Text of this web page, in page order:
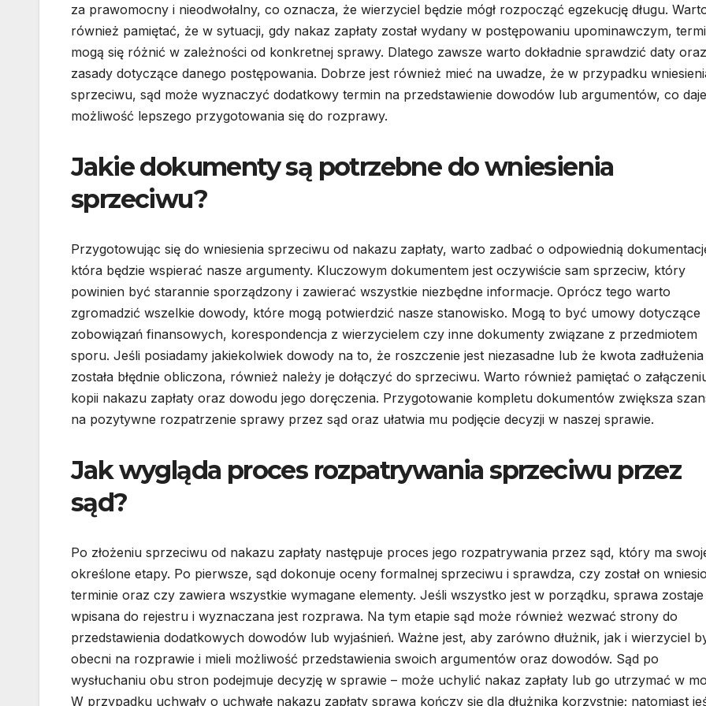
za prawomocny i nieodwołalny, co oznacza, że wierzyciel będzie mógł rozpocząć egzekucję długu.
również pamiętać, że w sytuacji, gdy nakaz zapłaty został wydany w postępowaniu upominawczym,
mogą się różnić w zależności od konkretnej sprawy. Dlatego zawsze warto dokładnie sprawdzić daty oraz
zasady dotyczące danego postępowania. Dobrze jest również mieć na uwadze, że w przypadku
sprzeciwu, sąd może wyznaczyć dodatkowy termin na przedstawienie dowodów lub argumentów, co daje
możliwość lepszego przygotowania się do rozprawy.
Jakie dokumenty są potrzebne do wniesienia
sprzeciwu?
Przygotowując się do wniesienia sprzeciwu od nakazu zapłaty, warto zadbać o odpowiednią
która będzie wspierać nasze argumenty. Kluczowym dokumentem jest oczywiście sam sprzeciw, który
powinien być starannie sporządzony i zawierać wszystkie niezbędne informacje. Oprócz tego warto
zgromadzić wszelkie dowody, które mogą potwierdzić nasze stanowisko. Mogą to być umowy dotyczące
zobowiązań finansowych, korespondencja z wierzycielem czy inne dokumenty związane z przedmiotem
sporu. Jeśli posiadamy jakiekolwiek dowody na to, że roszczenie jest niezasadne lub że kwota zadłużenia
została błędnie obliczona, również należy je dołączyć do sprzeciwu. Warto również pamiętać o
kopii nakazu zapłaty oraz dowodu jego doręczenia. Przygotowanie kompletu dokumentów zwiększa
na pozytywne rozpatrzenie sprawy przez sąd oraz ułatwia mu podjęcie decyzji w naszej sprawie.
Jak wygląda proces rozpatrywania sprzeciwu przez
sąd?
Po złożeniu sprzeciwu od nakazu zapłaty następuje proces jego rozpatrywania przez sąd, który ma
określone etapy. Po pierwsze, sąd dokonuje oceny formalnej sprzeciwu i sprawdza, czy został on
terminie oraz czy zawiera wszystkie wymagane elementy. Jeśli wszystko jest w porządku, sprawa zostaje
wpisana do rejestru i wyznaczana jest rozprawa. Na tym etapie sąd może również wezwać strony do
przedstawienia dodatkowych dowodów lub wyjaśnień. Ważne jest, aby zarówno dłużnik, jak i wierzyciel
obecni na rozprawie i mieli możliwość przedstawienia swoich argumentów oraz dowodów. Sąd po
wysłuchaniu obu stron podejmuje decyzję w sprawie – może uchylić nakaz zapłaty lub go utrzymać w
W przypadku uchwały o uchwałę nakazu zapłaty sprawa kończy się dla dłużnika korzystnie; natomiast